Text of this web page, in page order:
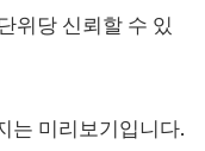
위당 신뢰할 수 있
는 미리보기입니다.